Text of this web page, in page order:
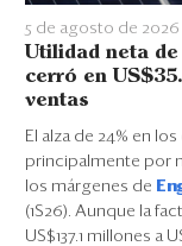
5 de agosto de 2026
Utilidad neta de
cerró en
ventas
El alza de 24% en
principalmente por
los márgenes de
(1S26). Aunque la
US$137.1 millones a